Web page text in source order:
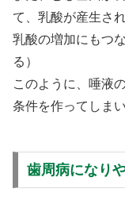
て、乳酸が産生さ
乳酸の増加にもつ
る）
このように、唾液
条件を作ってしまい
歯周病になり